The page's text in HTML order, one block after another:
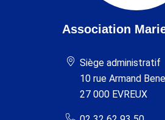
Association
Siège administratif
10 rue Armand
27 000 EVREUX